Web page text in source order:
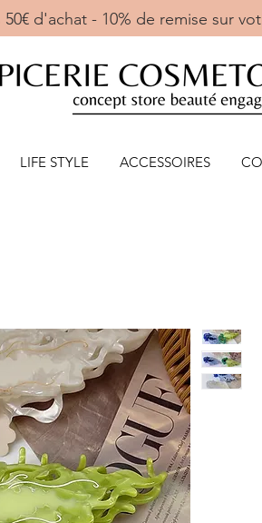
d'achat - 10% de remise sur
LIFE STYLE ACCESSOIRES